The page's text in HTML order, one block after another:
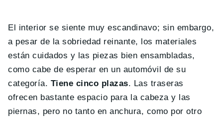
El interior se siente muy escandinavo; sin embargo,
a pesar de la sobriedad reinante, los materiales
están cuidados y las piezas bien ensambladas,
como cabe de esperar en un automóvil de su
categoría. Tiene cinco plazas. Las traseras
ofrecen bastante espacio para la cabeza y las
piernas, pero no tanto en anchura, como por otro